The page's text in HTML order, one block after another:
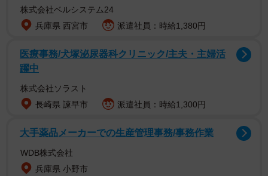
る」と回答した全国の男女50人を対象として、2026年5月
にインターネット上で実施されました。
株式会社ベルシステム24
兵庫県 西宮市
派遣社員：時給1,380円
医療事務/犬塚泌尿器科クリニック/主夫・主婦活
躍中
株式会社ソラスト
長崎県 諫早市
派遣社員：時給1,300円
大手薬品メーカーでの生産管理事務/事務作業
WDB株式会社
兵庫県 小野市